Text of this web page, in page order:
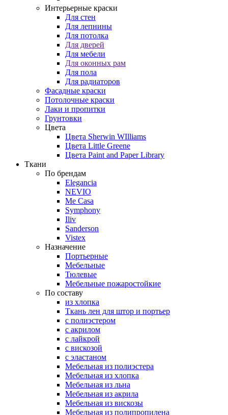
Интерьерные краски
Для стен
Для лепнины
Для потолка
Для дверей
Для мебели
Для оконных рам
Для пола
Для радиаторов
Фасадные краски
Потолочные краски
Лаки и пропитки
Грунтовки
Цвета
Цвета Sherwin WIlliams
Цвета Little Greene
Цвета Paint and Paper Library
Ткани
По брендам
Elegancia
NEVIO
Me Casa
Symphony
Iliv
Sanderson
Vistex
Назначение
Портьерные
Мебельные
Тюлевые
Мебельные пожаростойкие
По составу
из хлопка
Ткань лен для штор и портьер
с полиэстером
с акрилом
с лайкрой
с вискозой
с эластаном
Мебельная из полиэстера
Мебельная из хлопка
Мебельная из льна
Мебельная из акрила
Мебельная из вискозы
Мебельная из полипропилена